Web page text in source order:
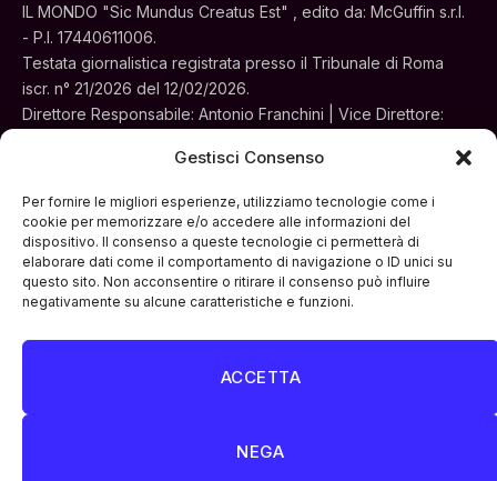
Gestisci Consenso
Per fornire le migliori esperienze, utilizziamo tecnologie come i
cookie per memorizzare e/o accedere alle informazioni del
dispositivo. Il consenso a queste tecnologie ci permetterà di
elaborare dati come il comportamento di navigazione o ID unici su
questo sito. Non acconsentire o ritirare il consenso può influire
negativamente su alcune caratteristiche e funzioni.
ACCETTA
NEGA
IL MONDO "Sic Mundus Creatus Est" , edito da: McGuffin s.r.l.
- P.I. 17440611006.
Testata giornalistica registrata presso il Tribunale di Roma
iscr. n° 21/2026 del 12/02/2026.
Direttore Responsabile: Antonio Franchini | Vice Direttore:
Sede legale: Via Silvestri, 195 - Roma.
Cinemedia Srl
FacebookInstagram